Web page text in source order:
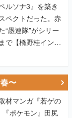
ルソナ3』を築き
ペクトだった。赤
“愚連隊”がシリー
で【橋野桂インタ
〜
材マンガ『若ゲの
ポケモン』田尻